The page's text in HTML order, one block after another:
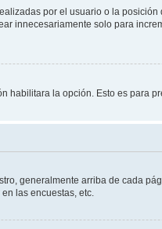
por el usuario o la
innecesariamente solo para
la opción. Esto es para
generalmente arriba de cada
las encuestas, etc.